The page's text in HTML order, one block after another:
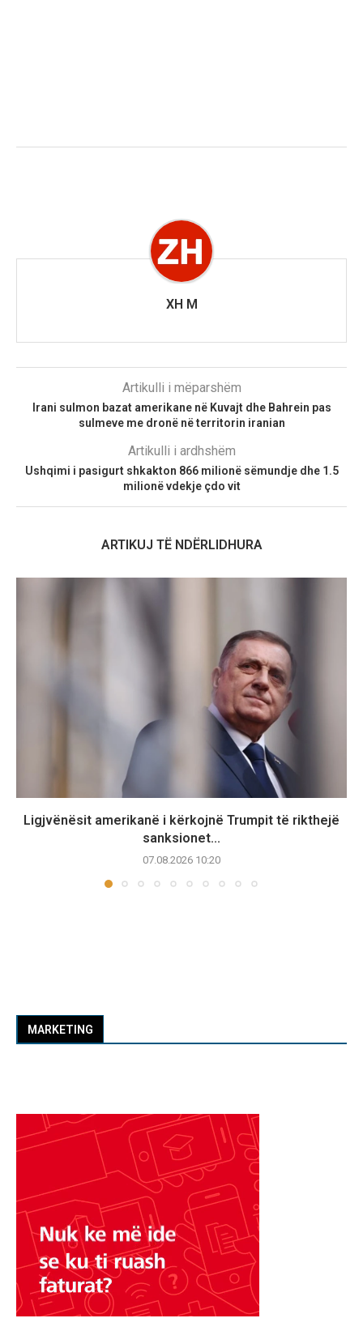
XH M
Artikulli i mëparshëm
Irani sulmon bazat amerikane në Kuvajt dhe Bahrein pas
sulmeve me dronë në territorin iranian
Artikulli i ardhshëm
Ushqimi i pasigurt shkakton 866 milionë sëmundje dhe 1.5
milionë vdekje çdo vit
ARTIKUJ TË NDËRLIDHURA
Ligjvënësit amerikanë i kërkojnë Trumpit të rikthejë
sanksionet...
07.08.2026 10:20
MARKETING